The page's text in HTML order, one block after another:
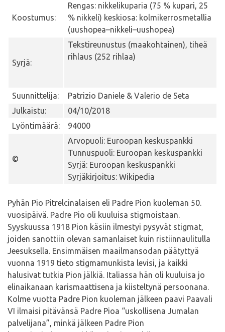
Koostumus:
Rengas: nikkelikuparia (75 % kupari, 25
% nikkeli) keskiosa: kolmikerrosmetallia
(uushopea–nikkeli–uushopea)
Syrjä:
Tekstireunustus (maakohtainen), tiheä
rihlaus (252 rihlaa)
Suunnittelija:
Patrizio Daniele & Valerio de Seta
Julkaistu:
04/10/2018
Lyöntimäärä:
94000
©
Arvopuoli: Euroopan keskuspankki
Tunnuspuoli: Euroopan keskuspankki
Syrjä: Euroopan keskuspankki
Syrjäkirjoitus: Wikipedia
Pyhän Pio Pitrelcinalaisen eli Padre Pion kuoleman 50.
vuosipäivä. Padre Pio oli kuuluisa stigmoistaan.
Syyskuussa 1918 Pion käsiin ilmestyi pysyvät stigmat,
joiden sanottiin olevan samanlaiset kuin ristiinnaulitulla
Jeesuksella. Ensimmäisen maailmansodan päätyttyä
vuonna 1919 tieto stigmamunkista levisi, ja kaikki
halusivat tutkia Pion jälkiä. Italiassa hän oli kuuluisa jo
elinaikanaan karismaattisena ja kiisteltynä persoonana.
Kolme vuotta Padre Pion kuoleman jälkeen paavi Paavali
VI ilmaisi pitävänsä Padre Pioa “uskollisena Jumalan
palvelijana”, minkä jälkeen Padre Pion